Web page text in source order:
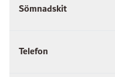
Sömnadskit
Telefon